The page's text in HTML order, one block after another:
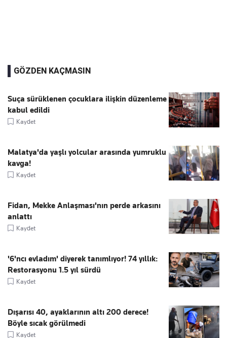
GÖZDEN KAÇMASIN
Suça sürüklenen çocuklara ilişkin düzenleme
kabul edildi
Kaydet
Malatya'da yaşlı yolcular arasında yumruklu
kavga!
Kaydet
Fidan, Mekke Anlaşması'nın perde arkasını
anlattı
Kaydet
'6'ncı evladım' diyerek tanımlıyor! 74 yıllık:
Restorasyonu 1.5 yıl sürdü
Kaydet
Dışarısı 40, ayaklarının altı 200 derece!
Böyle sıcak görülmedi
Kaydet